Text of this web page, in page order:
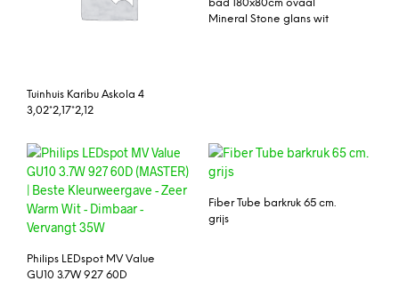
Tuinhuis Karibu Askola 4
3,02*2,17*2,12
bad 180x80cm ovaal
Mineral Stone glans wit
Philips LEDspot MV Value
GU10 3.7W 927 60D
Fiber Tube barkruk 65 cm.
grijs